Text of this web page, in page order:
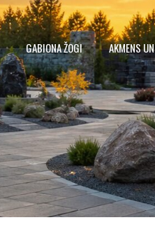
GABIONA ŽOGI AKMENS